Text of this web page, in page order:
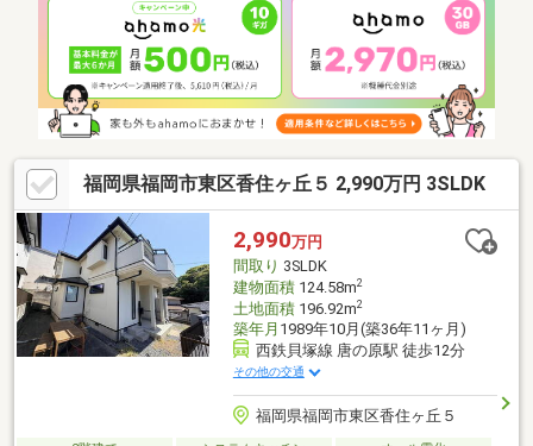
も自然と心が落ち着きますね♪〇ウォークインクローゼットと多数
の充実した収納スペースが備わっており、室内をいつもきれいに
保てます◎〇ランドリールーム完備！洗濯から乾燥までが室内で
完結し、生活動線がスムーズになります〇二面バルコニーで日当
たりと風通しを確保しやすく、洗濯物も干し分けしやすいです！
福岡県福岡市東区香住ヶ丘５ 2,990万円 3SLDK
2,990万円
間取り 3SLDK
建物面積124.58m2
土地面積196.92m2
築年月 1989年10月(築36年11ヶ月)
西鉄貝塚線 唐の原駅 徒歩12分
その他の交通
福岡県福岡市東区香住ヶ丘５